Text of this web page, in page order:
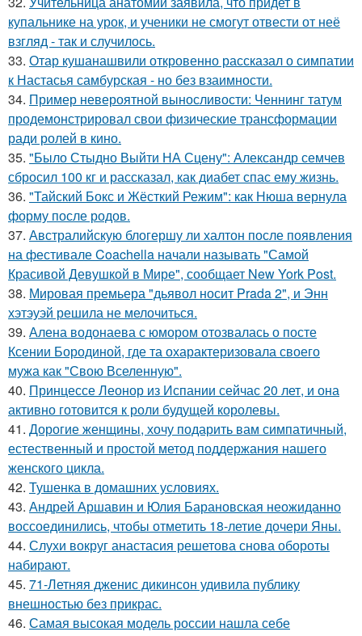
купальнике на урок, и ученики не смогут отвести от неё
взгляд - так и случилось.
33. Отар кушанашвили откровенно рассказал о симпатии
к Настасья самбурская - но без взаимности.
34. Пример невероятной выносливости: Ченнинг татум
продемонстрировал свои физические трансформации
ради ролей в кино.
35. "Было Стыдно Выйти НА Сцену": Александр семчев
сбросил 100 кг и рассказал, как диабет спас ему жизнь.
36. "Тайский Бокс и Жёсткий Режим": как Нюша вернула
форму после родов.
37. Австралийскую блогершу ли халтон после появления
на фестивале Coachella начали называть "Самой
Красивой Девушкой в Мире", сообщает New York Post.
38. Мировая премьера "дьявол носит Prada 2", и Энн
хэтэуэй решила не мелочиться.
39. Алена водонаева с юмором отозвалась о посте
Ксении Бородиной, где та охарактеризовала своего
мужа как "Свою Вселенную".
40. Принцессе Леонор из Испании сейчас 20 лет, и она
активно готовится к роли будущей королевы.
41. Дорогие женщины, хочу подарить вам симпатичный,
естественный и простой метод поддержания нашего
женского цикла.
42. Тушенка в домашних условиях.
43. Андрей Аршавин и Юлия Барановская неожиданно
воссоединились, чтобы отметить 18-летие дочери Яны.
44. Слухи вокруг анастасия решетова снова обороты
набирают.
45. 71-Летняя дженис дикинсон удивила публику
внешностью без прикрас.
46. Самая высокая модель россии нашла себе